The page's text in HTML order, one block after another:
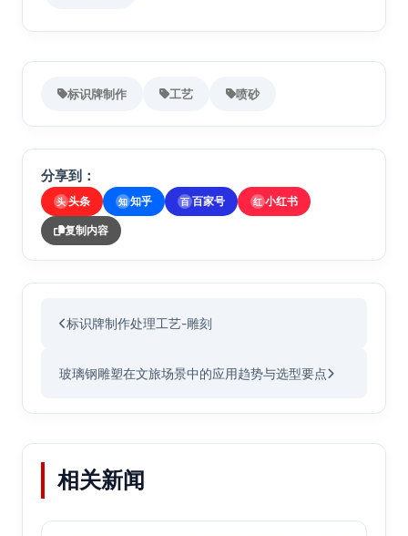
标识牌制作 工艺 喷砂
分享到：
头 头条 知 知乎 百 百家号 红 小红书
复制内容
标识牌制作处理工艺-雕刻
玻璃钢雕塑在文旅场景中的应用趋势与选型要点
相关新闻